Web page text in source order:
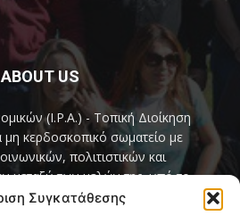
Συγκατάθεσης
ABOUT US
(I.P.A.) - Τοπική Διοίκηση
μη κερδοσκοπικό σωματείο με
πολιτιστικών και
μεταξύ των μελών της, υπό το
per Amikeco» (Υπηρετώ δια της